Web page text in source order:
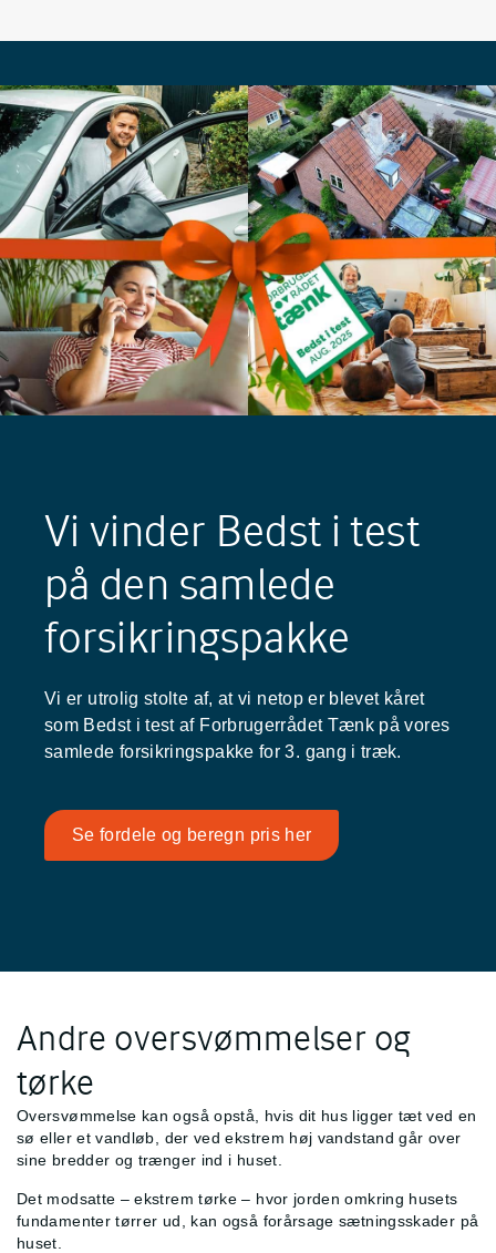
Vi vinder Bedst i test
på den samlede
forsikringspakke
Vi er utrolig stolte af, at vi netop er blevet kåret
som Bedst i test af Forbrugerrådet Tænk på vores
samlede forsikringspakke for 3. gang i træk.
Se fordele og beregn pris her
Andre oversvømmelser og
tørke
Oversvømmelse kan også opstå, hvis dit hus ligger tæt ved en
sø eller et vandløb, der ved ekstrem høj vandstand går over
sine bredder og trænger ind i huset.
Det modsatte – ekstrem tørke – hvor jorden omkring husets
fundamenter tørrer ud, kan også forårsage sætningsskader på
huset.